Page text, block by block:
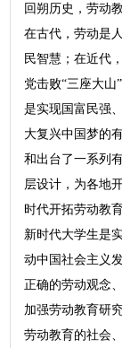
回朔历史，劳动
在古代，劳动是
民智慧；在近代
党击败“三座大山
是实现国富民强
大复兴中国梦的
和出台了一系列
层设计，为各地
时代开拓劳动教
新时代大学生是
动中国社会主义
正确的劳动观念
加强劳动教育研
劳动教育的社会